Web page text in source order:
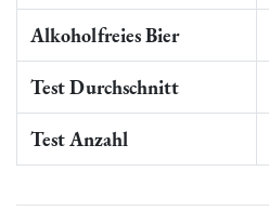
Alkoholfreies Bier
Test Durchschnitt
Test Anzahl